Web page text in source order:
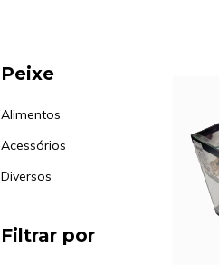
Peixe
Alimentos
Acessórios
Diversos
Filtrar por